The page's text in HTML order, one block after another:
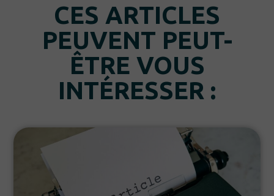
CES ARTICLES
PEUVENT PEUT-
ÊTRE VOUS
INTÉRESSER :